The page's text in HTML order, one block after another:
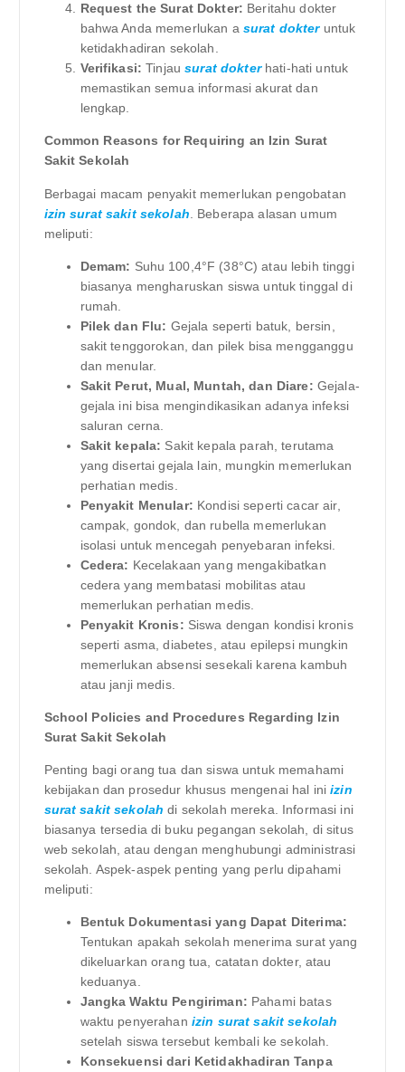
Request the Surat Dokter: Beritahu dokter
bahwa Anda memerlukan a surat dokteruntuk
ketidakhadiran sekolah.
Verifikasi: Tinjausurat dokterhati-hati untuk
memastikan semua informasi akurat dan
lengkap.
Common Reasons for Requiring an Izin Surat
Sakit Sekolah
Berbagai macam penyakit memerlukan pengobatan
izin surat sakit sekolah . Beberapa alasan umum
meliputi:
Demam: Suhu 100,4°F (38°C) atau lebih tinggi
biasanya mengharuskan siswa untuk tinggal di
rumah.
Pilek dan Flu: Gejala seperti batuk, bersin,
sakit tenggorokan, dan pilek bisa mengganggu
dan menular.
Sakit Perut, Mual, Muntah, dan Diare: Gejala-
gejala ini bisa mengindikasikan adanya infeksi
saluran cerna.
Sakit kepala: Sakit kepala parah, terutama
yang disertai gejala lain, mungkin memerlukan
perhatian medis.
Penyakit Menular: Kondisi seperti cacar air,
campak, gondok, dan rubella memerlukan
isolasi untuk mencegah penyebaran infeksi.
Cedera: Kecelakaan yang mengakibatkan
cedera yang membatasi mobilitas atau
memerlukan perhatian medis.
Penyakit Kronis: Siswa dengan kondisi kronis
seperti asma, diabetes, atau epilepsi mungkin
memerlukan absensi sesekali karena kambuh
atau janji medis.
School Policies and Procedures Regarding Izin
Surat Sakit Sekolah
Penting bagi orang tua dan siswa untuk memahami
kebijakan dan prosedur khusus mengenai hal iniizin
surat sakit sekolah di sekolah mereka. Informasi ini
biasanya tersedia di buku pegangan sekolah, di situs
web sekolah, atau dengan menghubungi administrasi
sekolah. Aspek-aspek penting yang perlu dipahami
meliputi:
Bentuk Dokumentasi yang Dapat Diterima:
Tentukan apakah sekolah menerima surat yang
dikeluarkan orang tua, catatan dokter, atau
keduanya.
Jangka Waktu Pengiriman: Pahami batas
waktu penyerahan izin surat sakit sekolah
setelah siswa tersebut kembali ke sekolah.
Konsekuensi dari Ketidakhadiran Tanpa